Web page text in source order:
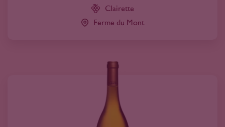
Clairette
Ferme du Mont